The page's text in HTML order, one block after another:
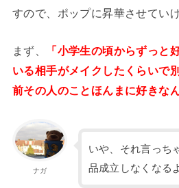
すので、ポップに昇華させてい
まず、
「小学生の頃からずっと
いる相手がメイクしたくらいで
前その人のことほんまに好きなん
ナガ
いや、それ言っち
品成立しなくなる